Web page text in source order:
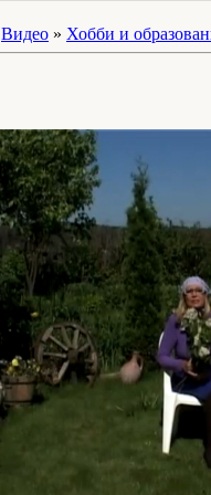
Видео » Хобби и